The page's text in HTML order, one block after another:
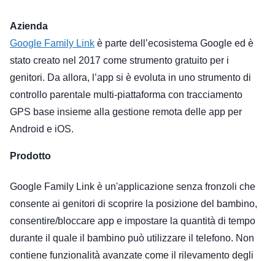
Azienda
Google Family Link è parte dell’ecosistema Google ed è
stato creato nel 2017 come strumento gratuito per i
genitori. Da allora, l’app si è evoluta in uno strumento di
controllo parentale multi-piattaforma con tracciamento
GPS base insieme alla gestione remota delle app per
Android e iOS.
Prodotto
Google Family Link è un'applicazione senza fronzoli che
consente ai genitori di scoprire la posizione del bambino,
consentire/bloccare app e impostare la quantità di tempo
durante il quale il bambino può utilizzare il telefono. Non
contiene funzionalità avanzate come il rilevamento degli